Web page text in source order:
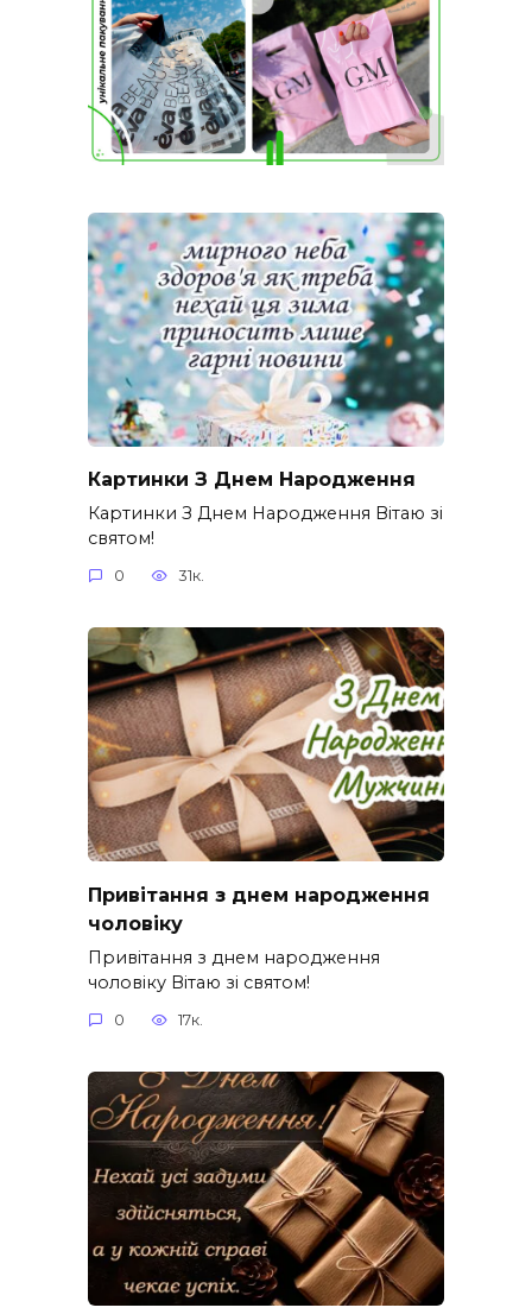
Картинки З Днем Народження
Картинки З Днем Народження Вітаю зі
святом!
0 31к.
Привітання з днем народження
чоловіку
Привітання з днем народження
чоловіку Вітаю зі святом!
0 17к.